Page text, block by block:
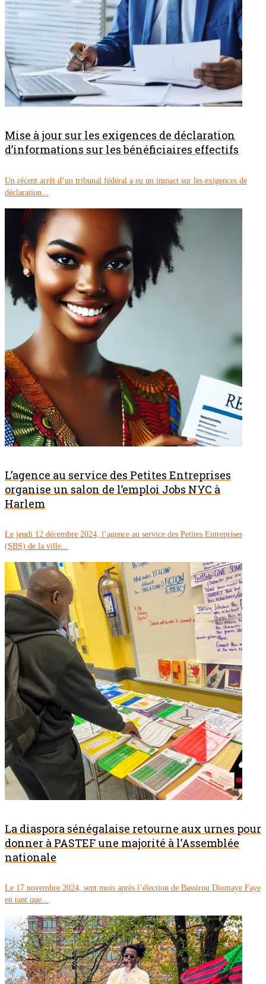
Mise à jour sur les exigences de déclaration
d’informations sur les bénéficiaires effectifs
Un récent arrêt d’un tribunal fédéral a eu un impact sur les exigences de
déclaration...
L’agence au service des Petites Entreprises
organise un salon de l’emploi Jobs NYC à
Harlem
Le jeudi 12 décembre 2024, l’agence au service des Petites Entreprises
(SBS) de la ville...
La diaspora sénégalaise retourne aux urnes pour
donner à PASTEF une majorité à l’Assemblée
nationale
Le 17 novembre 2024, sept mois après l’élection de Bassirou Diomaye Faye
en tant que...